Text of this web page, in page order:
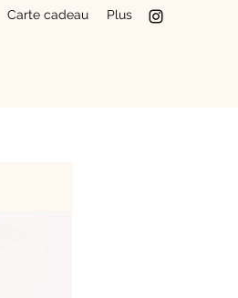
Carte cadeau Plus